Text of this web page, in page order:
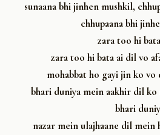
sunaana bhi jinhen mushkil,
chhupaana bhi
zara too hi
zara too hi bata ai dil vo
mohabbat ho gayi jin ko vo
bhari duniya mein aakhir dil ko
bhari
nazar mein ulajhaane dil mein